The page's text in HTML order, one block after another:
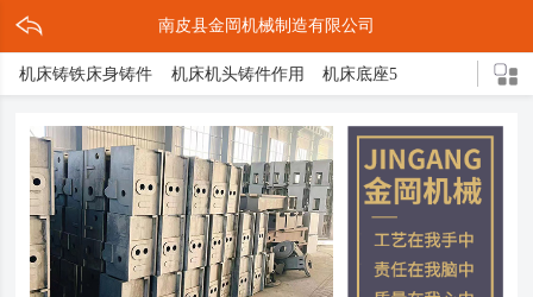
南皮县金岡机械制造有限公司
机床铸铁床身铸件 机床机头铸件作用 机床底座5
机床底座的结构 机头铸件 灰铁床身介绍 灰铁机床轴承座
球形立柱 机床铸件5 机床导轨3 灰铁机头铸件
压铸缩孔原因解决措施 球铁铸造三大亮点 机床底座铸造方式
机床底座是什么 轴承支架 箱体铸件 机床床脚 球墨铸件